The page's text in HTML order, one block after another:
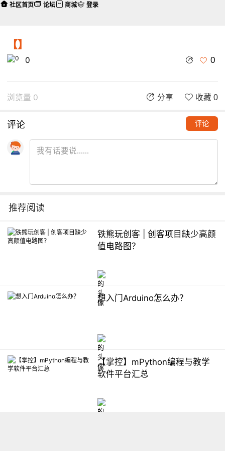
【】
0 0
浏览量 0 分享 收藏 0
评论 评论
推荐阅读
铁熊玩创客 | 创客项目缺少高颜
值电路图？
想入门Arduino怎么办？
【掌控】mPython编程与教学
软件平台汇总
社区首页 论坛 商城 登录